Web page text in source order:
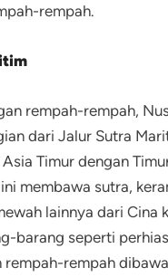
rempah.
rempah-rempah,
dari Jalur Sutra
Timur dengan
membawa sutra,
lainnya dari Cina
barang seperti
rempah-rempah